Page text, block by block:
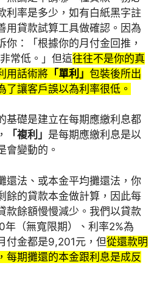
利率是多少，如有白紙黑字註
用貸款試算工具做確認。因為
你：「根據你的月付金回推，
常低。」但這往往不是你的真
用話術將 「單利」 包裝後所出
了讓客戶誤以為利率很低。
基礎是建立在每期應繳利息都
「複利」 是每期應繳利息是以
會變動的。
還法、或本金平均攤還法，你
餘的貸款本金做計算，因此每
款餘額慢慢減少。我們以貸款
年（無寬限期）、利率2%為
付金都是9,201元，但從還款明
每期攤還的本金跟利息是成反